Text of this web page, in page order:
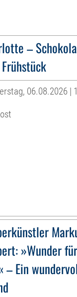
–
06.08.2026 |
»Wunder für
– Ein